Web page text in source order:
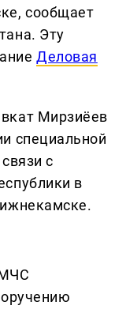
сообщает
Эту
Деловая
Мирзиёев
специальной
с
в